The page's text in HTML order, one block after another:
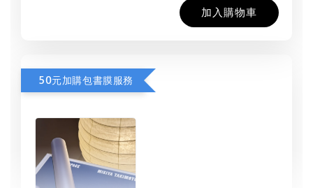
加入購物車
50元加購包書膜服務